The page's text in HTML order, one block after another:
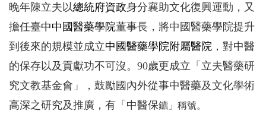
晚年陳立夫以總統府資政身分襄助文化復興運動，又
擔任臺中中國醫藥學院董事長，將中國醫藥學院提升
到後來的規模並成立中國醫藥學院附屬醫院 ，對中醫
的保存以及貢獻功不可沒。90歲更成立「立夫醫藥研
究文教基金會」，鼓勵國內外從事中醫藥及文化學術
高深之研究及推廣，有「中醫保鑣」稱號。